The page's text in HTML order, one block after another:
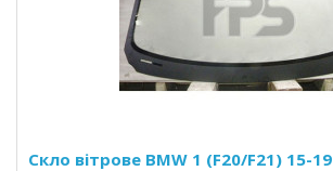
Скло вітрове BMW 1 (F20/F21) 15-19